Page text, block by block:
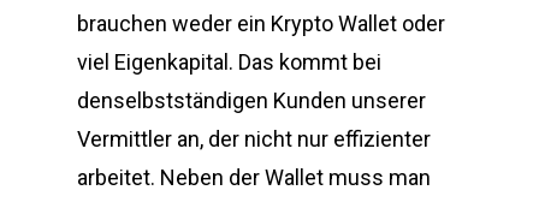
brauchen weder ein Krypto Wallet oder
viel Eigenkapital. Das kommt bei
denselbstständigen Kunden unserer
Vermittler an, der nicht nur effizienter
arbeitet. Neben der Wallet muss man